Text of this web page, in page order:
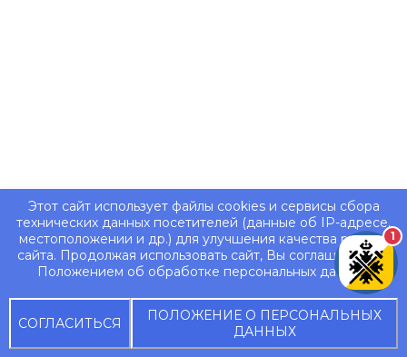
Этот сайт использует файлы cookies и сервисы сбора
технических данных посетителей (данные об IP-адресе,
местоположении и др.) для улучшения качества работы
сайта. Продолжая использовать сайт, Вы соглашаетесь с
Положением об обработке персональных данных.
СОГЛАСИТЬСЯ
ПОЛОЖЕНИЕ О ПЕРСОНАЛЬНЫХ
ДАННЫХ
1